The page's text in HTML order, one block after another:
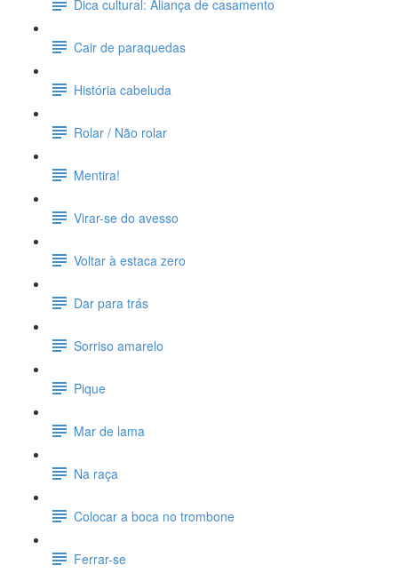
Dica cultural: Aliança de casamento
Cair de paraquedas
História cabeluda
Rolar / Não rolar
Mentira!
Virar-se do avesso
Voltar à estaca zero
Dar para trás
Sorriso amarelo
Pique
Mar de lama
Na raça
Colocar a boca no trombone
Ferrar-se